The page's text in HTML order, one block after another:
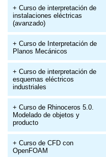
+ Curso de interpretación de
instalaciones eléctricas
(avanzado)
+ Curso de Interpretación de
Planos Mecánicos
+ Curso de interpretación de
esquemas eléctricos
industriales
+ Curso de Rhinoceros 5.0.
Modelado de objetos y
producto
+ Curso de CFD con
OpenFOAM